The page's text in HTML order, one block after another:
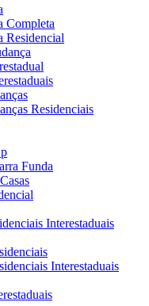
Completa
Residencial
Residenciais
Funda
Interestaduais
Interestaduais